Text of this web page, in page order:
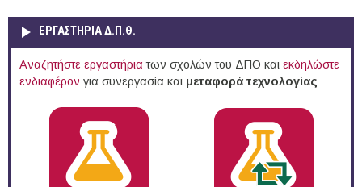
ΕΡΓΑΣΤΗΡΙΑ Δ.Π.Θ.
Αναζητήστε εργαστήρια των σχολών του ΔΠΘ και εκδηλώστε
ενδιαφέρον για συνεργασία και μεταφορά τεχνολογίας